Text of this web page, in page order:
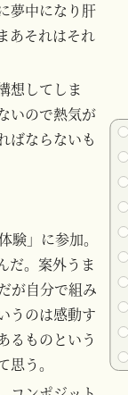
夢中になり肝
あそれはそれ
想してしま
いので熱気が
ばならないも
験」に参加。
だ。案外うま
が自分で組み
うのは感動す
るものという
う。